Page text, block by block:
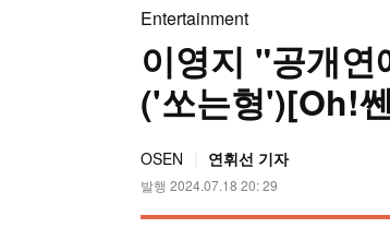
Entertainment
이영지 "공개
('쏘는형')[Oh!
OSEN 연휘선 기자
발행 2024.07.18 20: 29